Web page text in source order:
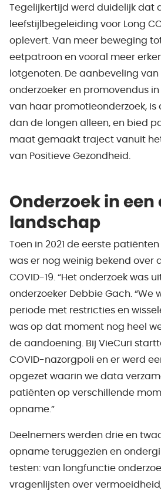
Tegelijkertijd werd duidelijk dat
leefstijlbegeleiding voor Long
oplevert. Van meer beweging
eetpatroon en vooral meer
lotgenoten. De aanbeveling van
onderzoeker en promovendus
van haar promotieonderzoek, is
dan de longen alleen, en bied
maat gemaakt traject vanuit
van Positieve Gezondheid.
Onderzoek in een
landschap
Toen in 2021 de eerste
was er nog weinig bekend over
COVID-19. “Het onderzoek was
onderzoeker Debbie Gach. “We
periode met restricties en
was op dat moment nog heel
de aandoening. Bij VieCuri
COVID-nazorgpoli en er werd
opgezet waarin we data
patiënten op verschillende
opname.”
Deelnemers werden drie en
opname teruggezien en
testen: van longfunctie
vragenlijsten over